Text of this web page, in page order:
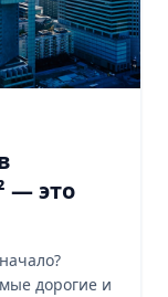
— это
дорогие и